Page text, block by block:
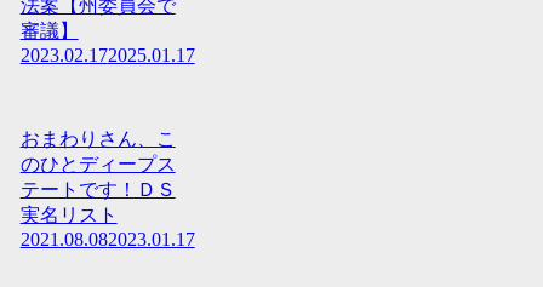
法案【州委員会で
審議】
2023.02.172025.01.17
おまわりさん、こ
のひとディープス
テートです！ＤＳ
実名リスト
2021.08.082023.01.17